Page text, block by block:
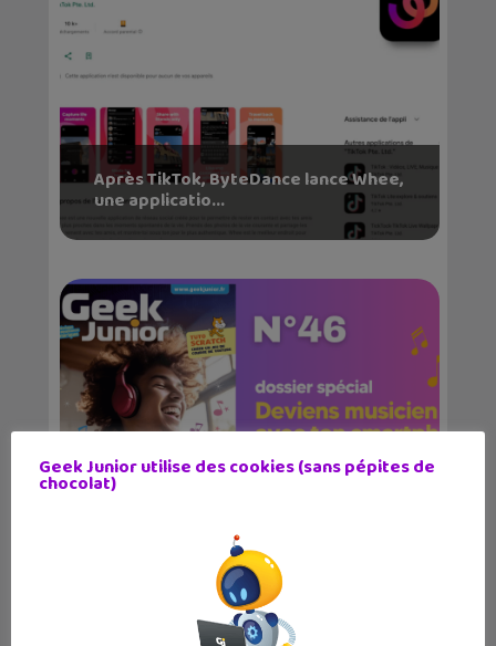
Après TikTok, ByteDance lance Whee,
une applicatio...
Geek Junior utilise des cookies (sans pépites de
chocolat)